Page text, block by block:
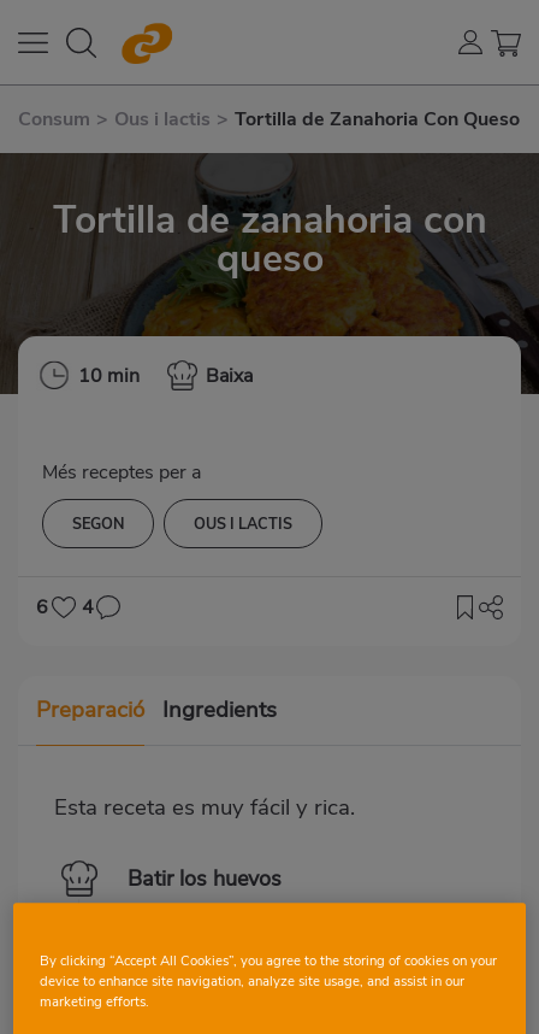
Consum > Ous i lactis > Tortilla de Zanahoria Con Queso
Tortilla de zanahoria con
queso
10 min Baixa
Més receptes per a
SEGON OUS I LACTIS
6 4
Preparació Ingredients
Esta receta es muy fácil y rica.
Batir los huevos
Romperemos los huevos y los
quede más esponjosa.
By clicking “Accept All Cookies”, you agree to the storing of cookies on your
device to enhance site navigation, analyze site usage, and assist in our
marketing efforts.